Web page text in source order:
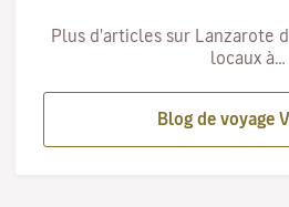
Plus d'articles sur Lanzarote
locaux à…
Blog de voyage